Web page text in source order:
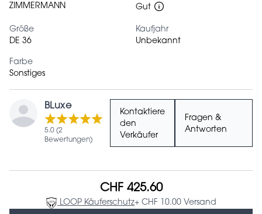
ZIMMERMANN
Gut
Größe
DE 36
Kaufjahr
Unbekannt
Farbe
Sonstiges
BLuxe
5.0 (2
Bewertungen)
Kontaktiere
den
Verkäufer
Fragen &
Antworten
CHF 425.60
LOOP Käuferschutz+ CHF 10.00 Versand